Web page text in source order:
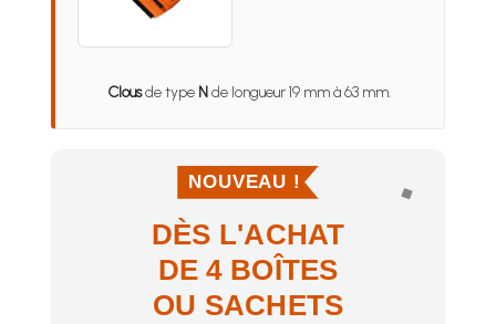
Clousde type Nde longueur 19 mm à 63 mm.
NOUVEAU !
DÈS L'ACHAT
DE 4 BOÎTES
OU SACHETS